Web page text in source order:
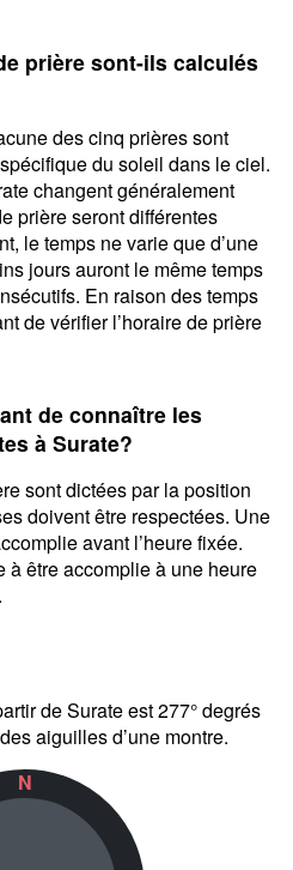
prière sont-ils calculés
des cinq prières sont
du soleil dans le ciel.
changent généralement
prière seront différentes
le temps ne varie que d’une
jours auront le même temps
En raison des temps
de vérifier l’horaire de prière
de connaître les
à Surate?
sont dictées par la position
doivent être respectées. Une
avant l’heure fixée.
à être accomplie à une heure
de Surate est 277° degrés
aiguilles d’une montre.
N